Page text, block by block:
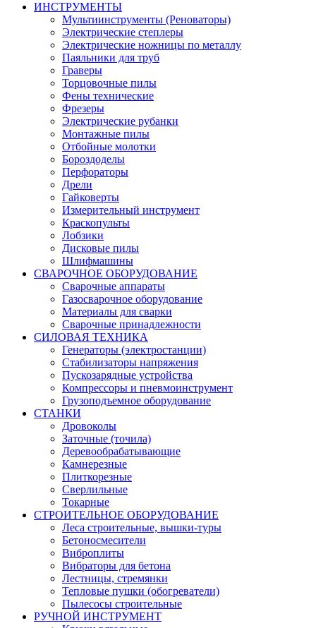
ИНСТРУМЕНТЫ
Мультиинструменты (Реноваторы)
Электрические степлеры
Электрические ножницы по металлу
Паяльники для труб
Граверы
Торцовочные пилы
Фены технические
Фрезеры
Электрические рубанки
Монтажные пилы
Отбойные молотки
Бороздоделы
Перфораторы
Дрели
Гайковерты
Измерительный инструмент
Краскопульты
Лобзики
Дисковые пилы
Шлифмашины
СВАРОЧНОЕ ОБОРУДОВАНИЕ
Сварочные аппараты
Газосварочное оборудование
Материалы для сварки
Сварочные принадлежности
СИЛОВАЯ ТЕХНИКА
Генераторы (электростанции)
Стабилизаторы напряжения
Пускозарядные устройства
Компрессоры и пневмоинструмент
Грузоподъемное оборудование
СТАНКИ
Дровоколы
Заточные (точила)
Деревообрабатывающие
Камнерезные
Плиткорезные
Сверлильные
Токарные
СТРОИТЕЛЬНОЕ ОБОРУДОВАНИЕ
Леса строительные, вышки-туры
Бетоносмесители
Виброплиты
Вибраторы для бетона
Лестницы, стремянки
Тепловые пушки (обогреватели)
Пылесосы строительные
РУЧНОЙ ИНСТРУМЕНТ